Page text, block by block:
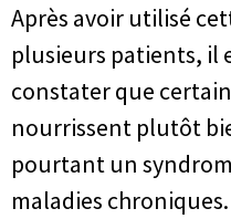
Après avoir utilisé
plusieurs patients, il
constater que
nourrissent plutôt
pourtant un
maladies